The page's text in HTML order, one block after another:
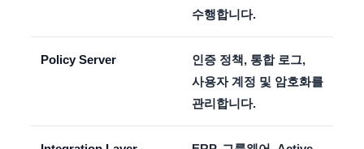
수행합니다.
Policy Server
인증 정책, 통합 로그,
사용자 계정 및 암호화를
관리합니다.